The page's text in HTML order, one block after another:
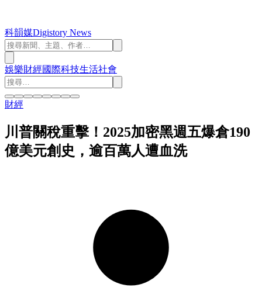
科韻媒Digistory News
娛樂財經國際科技生活社會
財經
川普關稅重擊！2025加密黑週五爆倉190
億美元創史，逾百萬人遭血洗